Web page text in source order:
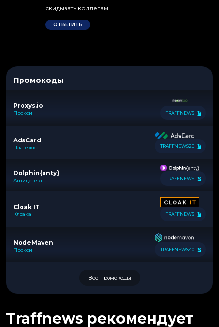
скидывать коллегам
ОТВЕТИТЬ
Промокоды
Proxys.io
Прокси TRAFFNEWS
AdsCard
Платежка TRAFFNEWS20
Dolphin{anty}
Антидетект TRAFFNEWS
Cloak IT
Клоака TRAFFNEWS
NodeMaven
Прокси TRAFFNEWS40
Все промокоды
Traffnews рекомендует